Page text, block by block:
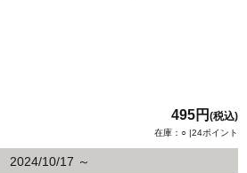
495円 (税込)
在庫：○ |24ポイント
2024/10/17 ～